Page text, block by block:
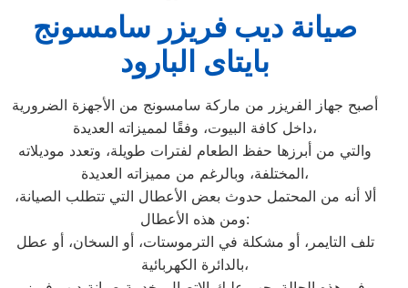
صيانة ديب فريزر سامسونج
بايتاى البارود
أصبح جهاز الفريزر من ماركة سامسونج من الأجهزة الضرورية
داخل كافة البيوت، وفقًا لمميزاته العديدة،
والتي من أبرزها حفظ الطعام لفترات طويلة، وتعدد موديلاته
المختلفة، وبالرغم من مميزاته العديدة،
ألا أنه من المحتمل حدوث بعض الأعطال التي تتطلب الصيانة،
ومن هذه الأعطال:
تلف التايمر، أو مشكلة في الترموستات، أو السخان، أو عطل
بالدائرة الكهربائية،